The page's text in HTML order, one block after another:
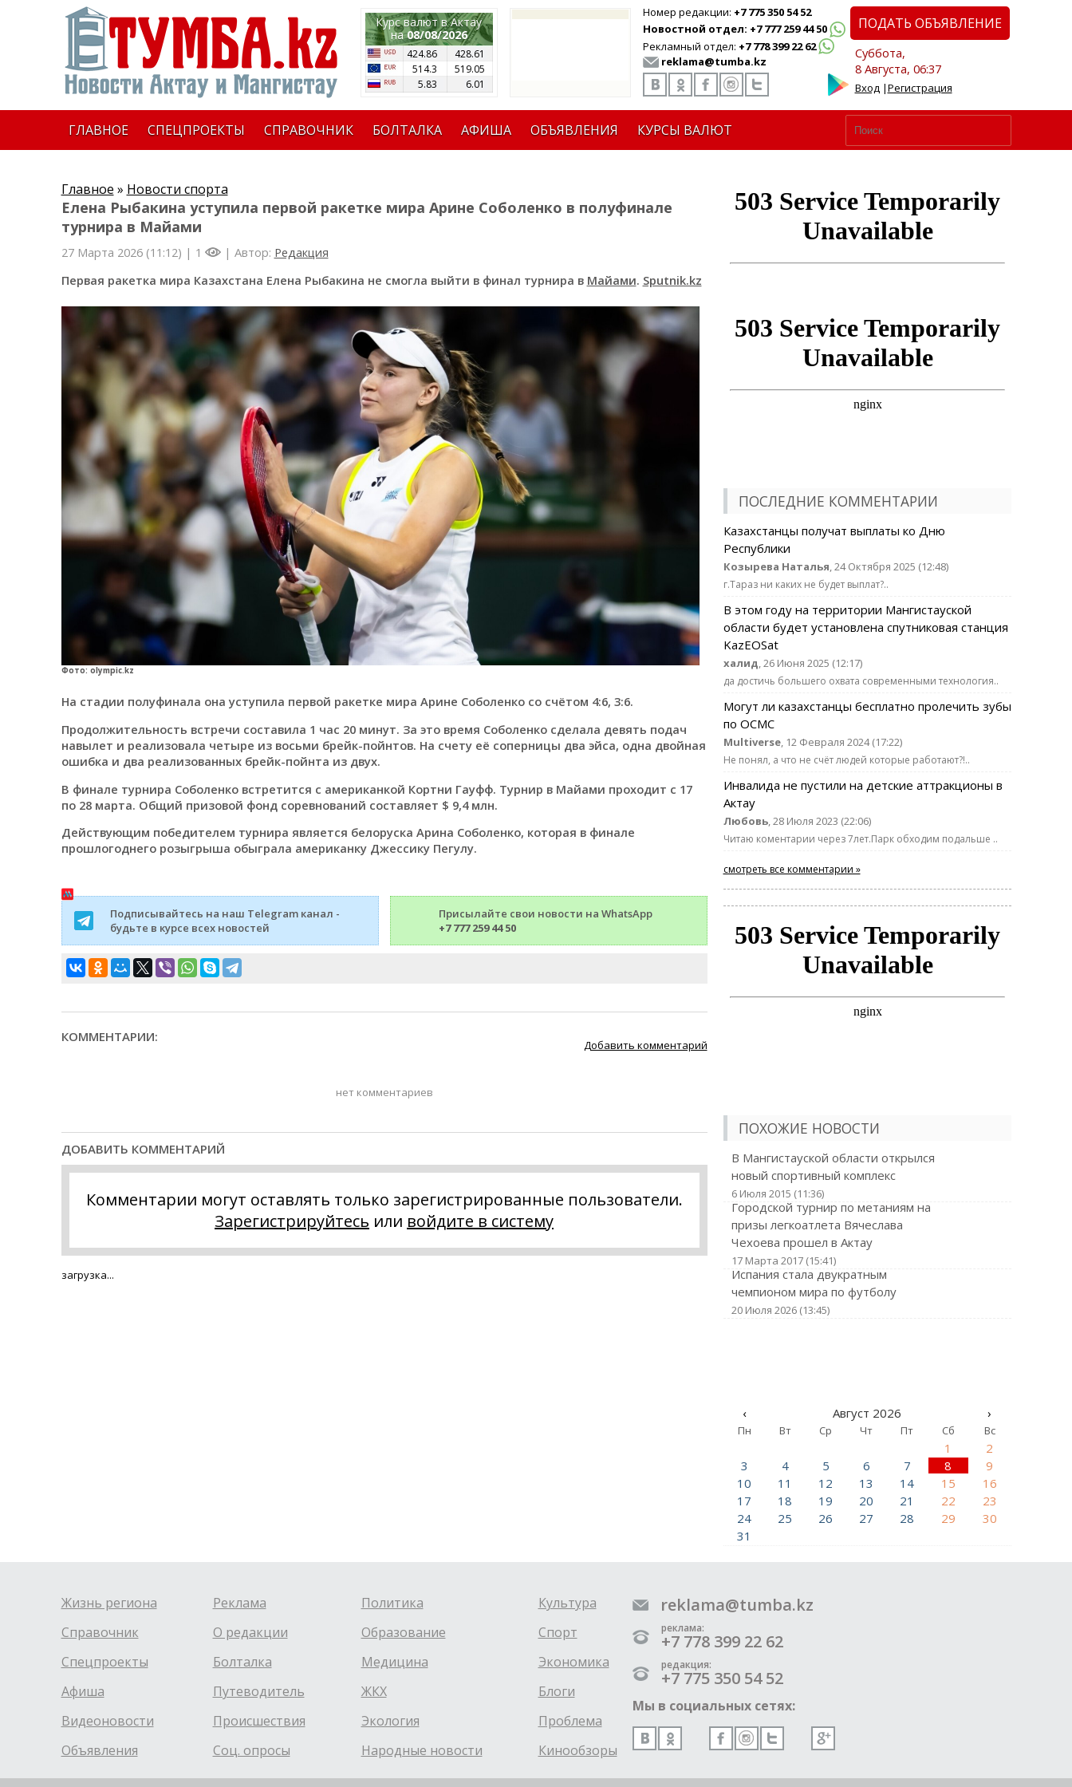
Курс валют в Актау
на08/08/2026
424.86
428.61
514.3
519.05
5.83
6.01
Номер редакции: +7 775 350 54 52
Новостной отдел: +7 777 259 44 50
Рекламный отдел: +7 778 399 22 62
reklama@tumba.kz
ПОДАТЬ ОБЪЯВЛЕНИЕ
Суббота,
8 Августа, 06:37
Вход|Регистрация
ГЛАВНОЕ СПЕЦПРОЕКТЫ СПРАВОЧНИК БОЛТАЛКА АФИША ОБЪЯВЛЕНИЯ КУРСЫ ВАЛЮТ
Главное » Новости спорта
Елена Рыбакина уступила первой ракетке мира Арине Соболенко в полуфинале
турнира в Майами
27 Марта 2026 (11:12) | 1 | Автор: Редакция
Первая ракетка мира Казахстана Елена Рыбакина не смогла выйти в финал турнира в Майами. Sputnik.kz
Фото: olympic.kz
На стадии полуфинала она уступила первой ракетке мира Арине Соболенко со счётом 4:6, 3:6.
Продолжительность встречи составила 1 час 20 минут. За это время Соболенко сделала девять подач
навылет и реализовала четыре из восьми брейк-пойнтов. На счету её соперницы два эйса, одна двойная
ошибка и два реализованных брейк-пойнта из двух.
В финале турнира Соболенко встретится с американкой Кортни Гауфф. Турнир в Майами проходит с 17
по 28 марта. Общий призовой фонд соревнований составляет $ 9,4 млн.
Действующим победителем турнира является белоруска Арина Соболенко, которая в финале
прошлогоднего розыгрыша обыграла американку Джессику Пегулу.
Подписывайтесь на наш Telegram канал -
будьте в курсе всех новостей
Присылайте свои новости на WhatsApp
+7 777 259 44 50
КОММЕНТАРИИ:
Добавить комментарий
нет комментариев
ДОБАВИТЬ КОММЕНТАРИЙ
Комментарии могут оставлять только зарегистрированные пользователи.
Зарегистрируйтесь или войдите в систему
загрузка...
ПОСЛЕДНИЕ КОММЕНТАРИИ
Казахстанцы получат выплаты ко Дню
Республики
Козырева Наталья, 24 Октября 2025 (12:48)
г.Тараз ни каких не будет выплат?..
В этом году на территории Мангистауской
области будет установлена спутниковая станция
KazEOSat
халид, 26 Июня 2025 (12:17)
да достичь большего охвата современными технология..
Могут ли казахстанцы бесплатно пролечить зубы
по ОСМС
Multiverse, 12 Февраля 2024 (17:22)
Не понял, а что не счёт людей которые работают?!..
Инвалида не пустили на детские аттракционы в
Актау
Любовь, 28 Июля 2023 (22:06)
Читаю коментарии через 7лет.Парк обходим подальше ..
смотреть все комментарии »
ПОХОЖИЕ НОВОСТИ
В Мангистауской области открылся
новый спортивный комплекс
6 Июля 2015 (11:36)
Городской турнир по метаниям на
призы легкоатлета Вячеслава
Чехоева прошел в Актау
17 Марта 2017 (15:41)
Испания стала двукратным
чемпионом мира по футболу
20 Июля 2026 (13:45)
‹ Август 2026 ›
Пн Вт Ср Чт Пт Сб Вс
1
2
3
4 5 6 7 8
9
10
11 12 13 14 15
16
17
18 19 20 21 22
23
24
25 26 27 28 29
30
31
Жизнь региона
Справочник
Спецпроекты
Афиша
Видеоновости
Объявления
Реклама
О редакции
Болталка
Путеводитель
Происшествия
Соц. опросы
Политика
Образование
Медицина
ЖКХ
Экология
Народные новости
Культура
Спорт
Экономика
Блоги
Проблема
Кинообзоры
reklama@tumba.kz
реклама:
+7 778 399 22 62
редакция:
+7 775 350 54 52
Мы в социальных сетях: